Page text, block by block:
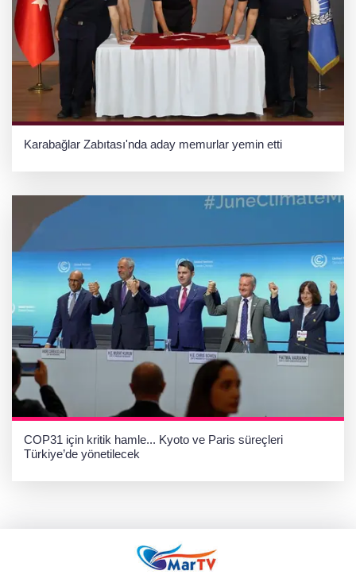
Karabağlar Zabıtası'nda aday memurlar yemin etti
COP31 için kritik hamle... Kyoto ve Paris süreçleri
Türkiye’de yönetilecek